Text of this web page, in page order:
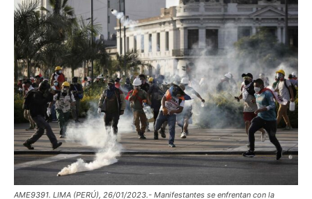
AME9391. LIMA (PERÚ), 26/01/2023.- Manifestantes se enfrentan con la